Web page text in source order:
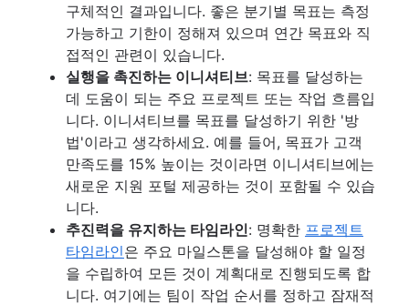
구체적인 결과입니다. 좋은 분기별 목표는 측정
가능하고 기한이 정해져 있으며 연간 목표와 직
접적인 관련이 있습니다.
실행을 촉진하는 이니셔티브: 목표를 달성하는
데 도움이 되는 주요 프로젝트 또는 작업 흐름입
니다. 이니셔티브를 목표를 달성하기 위한 '방
법'이라고 생각하세요. 예를 들어, 목표가 고객
만족도를 15% 높이는 것이라면 이니셔티브에는
새로운 지원 포털 제공하는 것이 포함될 수 있습
니다.
추진력을 유지하는 타임라인: 명확한 프로젝트
타임라인은 주요 마일스톤을 달성해야 할 일정
을 수립하여 모든 것이 계획대로 진행되도록 합
니다. 여기에는 팀이 작업 순서를 정하고 잠재적